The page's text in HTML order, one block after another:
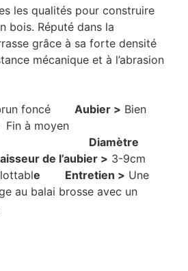
les qualités pour construire
bois. Réputé dans la
grâce à sa forte densité
mécanique et à l’abrasion
foncé Aubier > Bien
Fin à moyen
Diamètre
de l’aubier > 3-9cm
e Entretien > Une
au balai brosse avec un